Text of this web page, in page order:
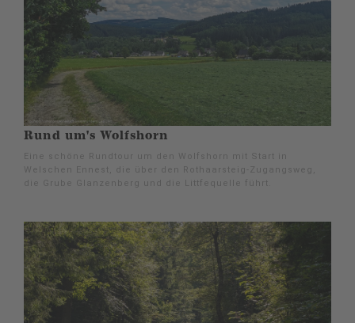
Rund um's Wolfshorn
Eine schöne Rundtour um den Wolfshorn mit Start in
Welschen Ennest, die über den Rothaarsteig-Zugangsweg,
die Grube Glanzenberg und die Littfequelle führt.